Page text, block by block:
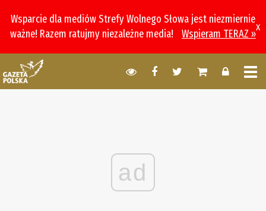
Wsparcie dla mediów Strefy Wolnego Słowa jest niezmiernie
ważne! Razem ratujmy niezależne media!
Wspieram TERAZ »
x
ad